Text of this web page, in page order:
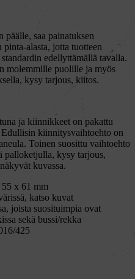
päälle, saa painatuksen
alasta, jotta tuotteen
edellyttämällä tavalla.
molemmille puolille ja myös
kysy tarjous, kiitos.
ja kiinnikkeet on pakattu
Edullisin kiinnitysvaihtoehto on
Toinen suosittu vaihtoehto
palloketjulla, kysy tarjous,
kuvassa.
x 61 mm
katso kuvat
joista suosituimpia ovat
sekä bussi/rekka
425